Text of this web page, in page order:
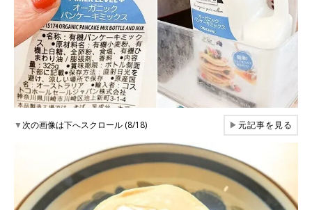
▼次の画像は下へスクロール (8/18) ▶元記事を見る